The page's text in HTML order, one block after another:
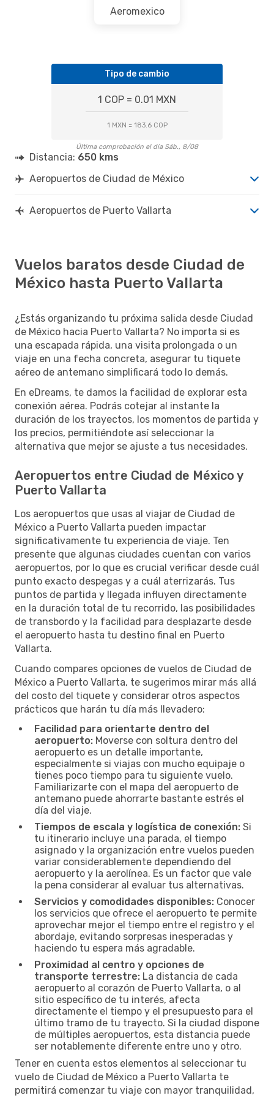
Aeromexico
Tipo de cambio
1 COP = 0.01 MXN
1 MXN = 183.6 COP
Última comprobación el día Sáb., 8/08
Distancia: 650 kms
Aeropuertos de Ciudad de México
Aeropuertos de Puerto Vallarta
Vuelos baratos desde Ciudad de
México hasta Puerto Vallarta
¿Estás organizando tu próxima salida desde Ciudad
de México hacia Puerto Vallarta? No importa si es
una escapada rápida, una visita prolongada o un
viaje en una fecha concreta, asegurar tu tiquete
aéreo de antemano simplificará todo lo demás.
En eDreams, te damos la facilidad de explorar esta
conexión aérea. Podrás cotejar al instante la
duración de los trayectos, los momentos de partida y
los precios, permitiéndote así seleccionar la
alternativa que mejor se ajuste a tus necesidades.
Aeropuertos entre Ciudad de México y
Puerto Vallarta
Los aeropuertos que usas al viajar de Ciudad de
México a Puerto Vallarta pueden impactar
significativamente tu experiencia de viaje. Ten
presente que algunas ciudades cuentan con varios
aeropuertos, por lo que es crucial verificar desde cuál
punto exacto despegas y a cuál aterrizarás. Tus
puntos de partida y llegada influyen directamente
en la duración total de tu recorrido, las posibilidades
de transbordo y la facilidad para desplazarte desde
el aeropuerto hasta tu destino final en Puerto
Vallarta.
Cuando compares opciones de vuelos de Ciudad de
México a Puerto Vallarta, te sugerimos mirar más allá
del costo del tiquete y considerar otros aspectos
prácticos que harán tu día más llevadero:
Facilidad para orientarte dentro del
aeropuerto: Moverse con soltura dentro del
aeropuerto es un detalle importante,
especialmente si viajas con mucho equipaje o
tienes poco tiempo para tu siguiente vuelo.
Familiarizarte con el mapa del aeropuerto de
antemano puede ahorrarte bastante estrés el
día del viaje.
Tiempos de escala y logística de conexión: Si
tu itinerario incluye una parada, el tiempo
asignado y la organización entre vuelos pueden
variar considerablemente dependiendo del
aeropuerto y la aerolínea. Es un factor que vale
la pena considerar al evaluar tus alternativas.
Servicios y comodidades disponibles: Conocer
los servicios que ofrece el aeropuerto te permite
aprovechar mejor el tiempo entre el registro y el
abordaje, evitando sorpresas inesperadas y
haciendo tu espera más agradable.
Proximidad al centro y opciones de
transporte terrestre: La distancia de cada
aeropuerto al corazón de Puerto Vallarta, o al
sitio específico de tu interés, afecta
directamente el tiempo y el presupuesto para el
último tramo de tu trayecto. Si la ciudad dispone
de múltiples aeropuertos, esta distancia puede
ser notablemente diferente entre uno y otro.
Tener en cuenta estos elementos al seleccionar tu
vuelo de Ciudad de México a Puerto Vallarta te
permitirá comenzar tu viaje con mayor tranquilidad,